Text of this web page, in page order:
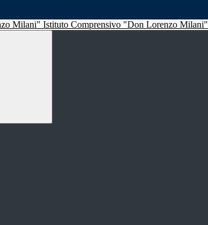
Istituto Comprensivo "Don Lorenzo Milani"